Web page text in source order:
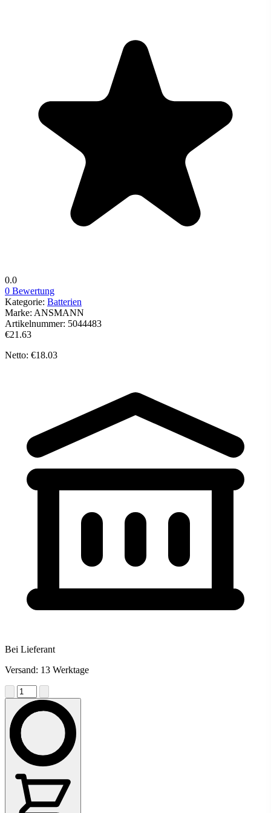
0.0
0 Bewertung
Kategorie: Batterien
Marke: ANSMANN
Artikelnummer: 5044483
€21.63
Netto: €18.03
Bei Lieferant
Versand: 13 Werktage